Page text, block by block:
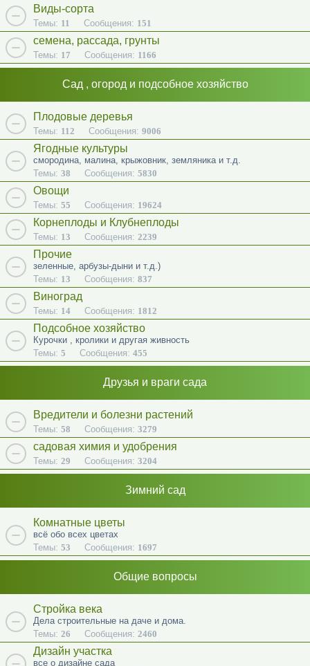
Виды-сорта
Темы: 11 Сообщения: 151
семена, рассада, грунты
Темы: 17 Сообщения: 1166
Сад , огород и подсобное хозяйство
Плодовые деревья
Темы: 112 Сообщения: 9006
Ягодные культуры
смородина, малина, крыжовник, земляника и т.д.
Темы: 38 Сообщения: 5830
Овощи
Темы: 55 Сообщения: 19624
Корнеплоды и Клубнеплоды
Темы: 13 Сообщения: 2239
Прочие
зеленные, арбузы-дыни и т.д.)
Темы: 13 Сообщения: 837
Виноград
Темы: 14 Сообщения: 1812
Подсобное хозяйство
Курочки , кролики и другая живность
Темы: 5 Сообщения: 455
Друзья и враги сада
Вредители и болезни растений
Темы: 58 Сообщения: 3279
садовая химия и удобрения
Темы: 29 Сообщения: 3204
Зимний сад
Комнатные цветы
всё обо всех цветах
Темы: 53 Сообщения: 1697
Общие вопросы
Стройка века
Дела строительные на даче и дома.
Темы: 26 Сообщения: 2460
Дизайн участка
все о дизайне сада